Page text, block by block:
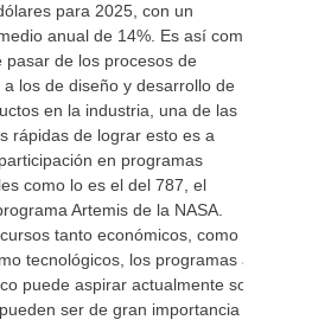
para 2025, con un
anual de 14%. Es así como
pasar de los procesos de
a los de diseño y desarrollo de
en la industria, una de las
rápidas de lograr esto es a
en programas
como lo es el del 787, el
Artemis de la NASA.
tanto económicos, como
tecnológicos, los programas a
puede aspirar actualmente son
ser de gran importancia